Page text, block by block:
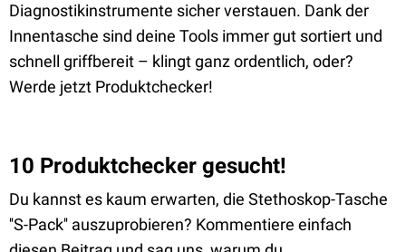
Diagnostikinstrumente sicher verstauen. Dank der
Innentasche sind deine Tools immer gut sortiert und
schnell griffbereit – klingt ganz ordentlich, oder?
Werde jetzt Produktchecker!
10 Produktchecker gesucht!
Du kannst es kaum erwarten, die Stethoskop-Tasche
''S-Pack'' auszuprobieren? Kommentiere einfach